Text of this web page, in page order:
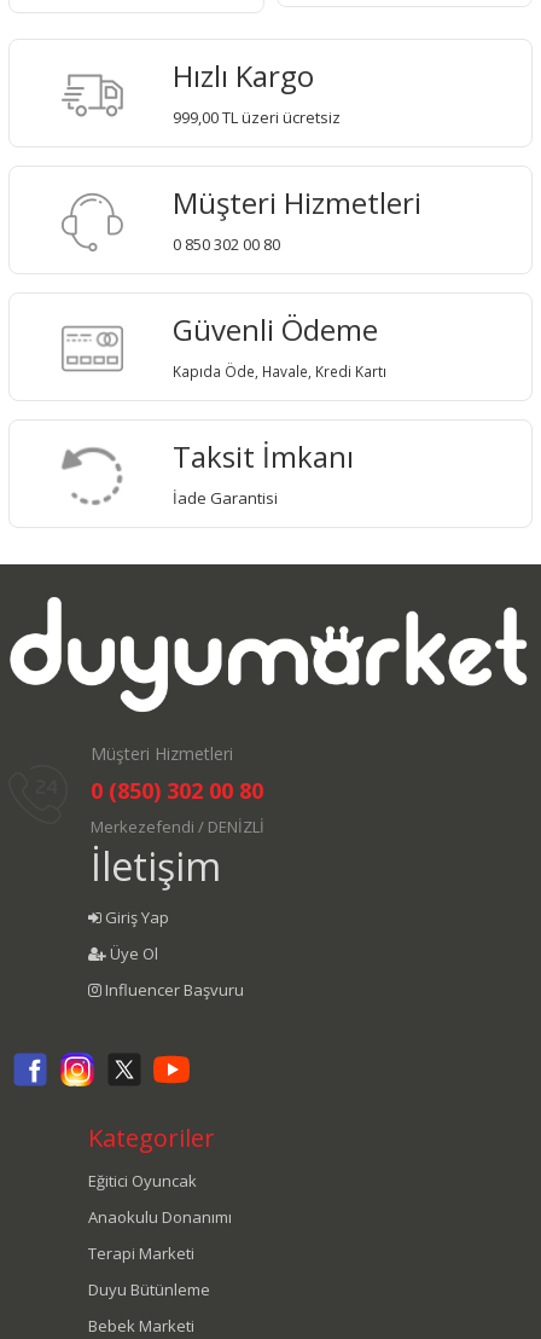
Hızlı Kargo
999,00 TL üzeri ücretsiz
Müşteri Hizmetleri
0 850 302 00 80
Güvenli Ödeme
Kapıda Öde, Havale, Kredi Kartı
Taksit İmkanı
İade Garantisi
Müşteri Hizmetleri
0 (850) 302 00 80
Merkezefendi / DENİZLİ
İletişim
Giriş Yap
Üye Ol
Influencer Başvuru
Kategoriler
Eğitici Oyuncak
Anaokulu Donanımı
Terapi Marketi
Duyu Bütünleme
Bebek Marketi